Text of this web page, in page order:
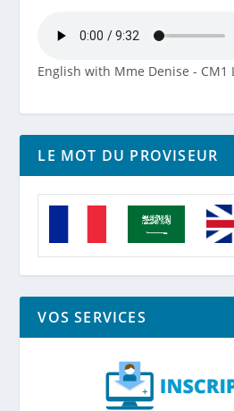
English with Mme Denise - CM1
LE MOT DU PROVISEUR
VOS SERVICES